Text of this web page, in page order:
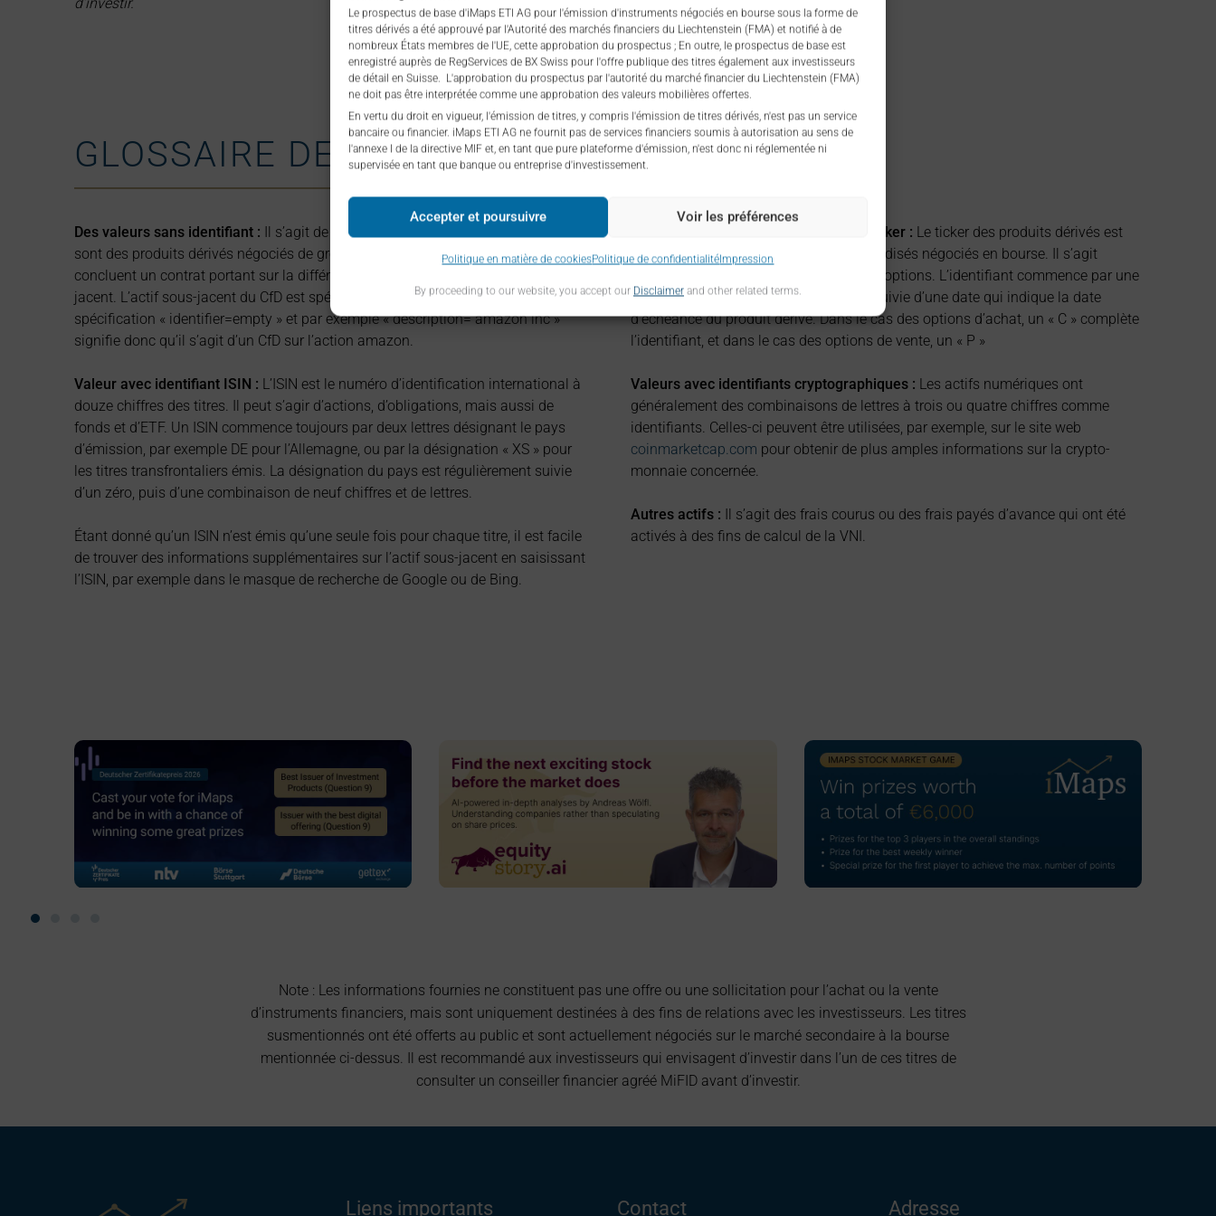
Le prospectus de base d'iMaps ETI AG pour l'émission d'instruments négociés en bourse sous la forme de
titres dérivés a été approuvé par l'Autorité des marchés financiers du Liechtenstein (FMA) et notifié à de
nombreux États membres de l'UE, cette approbation du prospectus ; En outre, le prospectus de base est
enregistré auprès de RegServices de BX Swiss pour l'offre publique des titres également aux investisseurs
de détail en Suisse. L'approbation du prospectus par l'autorité du marché financier du Liechtenstein (FMA)
ne doit pas être interprétée comme une approbation des valeurs mobilières offertes.
En vertu du droit en vigueur, l'émission de titres, y compris l'émission de titres dérivés, n'est pas un service
bancaire ou financier. iMaps ETI AG ne fournit pas de services financiers soumis à autorisation au sens de
l'annexe I de la directive MIF et, en tant que pure plateforme d'émission, n'est donc ni réglementée ni
supervisée en tant que banque ou entreprise d'investissement.
Accepter et poursuivre Voir les préférences
Politique en matière de cookiesPolitique de confidentialitéImpression
By proceeding to our website, you accept our Disclaimerand other related terms.
GLOSSAIRE DES IDENTIFIANTS
Des valeurs sans identifiant : Il s’agit de CfDs – Contract for Differences. Les CfD
sont des produits dérivés négociés de gré à gré dans lesquels deux parties
concluent un contrat portant sur la différence d’évolution du prix d’un actif sous-
jacent. L’actif sous-jacent du CfD est spécifié dans la rubrique Description. La
spécification « identifier=empty » et par exemple « description= amazon inc »
signifie donc qu’il s’agit d’un CfD sur l’action amazon.
Valeur avec identifiant ISIN : L’ISIN est le numéro d’identification international à
douze chiffres des titres. Il peut s’agir d’actions, d’obligations, mais aussi de
fonds et d’ETF. Un ISIN commence toujours par deux lettres désignant le pays
d’émission, par exemple DE pour l’Allemagne, ou par la désignation « XS » pour
les titres transfrontaliers émis. La désignation du pays est régulièrement suivie
d’un zéro, puis d’une combinaison de neuf chiffres et de lettres.
Étant donné qu’un ISIN n’est émis qu’une seule fois pour chaque titre, il est facile
de trouver des informations supplémentaires sur l’actif sous-jacent en saisissant
l’ISIN, par exemple dans le masque de recherche de Google ou de Bing.
Valeurs avec l’identifiant Derivatives ticker : Le ticker des produits dérivés est
l’identifiant des produits dérivés standardisés négociés en bourse. Il s’agit
notamment des contrats à terme et des options. L’identifiant commence par une
combinaison de lettres à trois chiffres suivie d’une date qui indique la date
d’échéance du produit dérivé. Dans le cas des options d’achat, un « C » complète
l’identifiant, et dans le cas des options de vente, un « P »
Valeurs avec identifiants cryptographiques : Les actifs numériques ont
généralement des combinaisons de lettres à trois ou quatre chiffres comme
identifiants. Celles-ci peuvent être utilisées, par exemple, sur le site web
coinmarketcap.com pour obtenir de plus amples informations sur la crypto-
monnaie concernée.
Autres actifs : Il s’agit des frais courus ou des frais payés d’avance qui ont été
activés à des fins de calcul de la VNI.
Note : Les informations fournies ne constituent pas une offre ou une sollicitation pour l’achat ou la vente
d’instruments financiers, mais sont uniquement destinées à des fins de relations avec les investisseurs. Les titres
susmentionnés ont été offerts au public et sont actuellement négociés sur le marché secondaire à la bourse
mentionnée ci-dessus. Il est recommandé aux investisseurs qui envisagent d’investir dans l’un de ces titres de
consulter un conseiller financier agréé MiFID avant d’investir.
Liens importants Contact Adresse